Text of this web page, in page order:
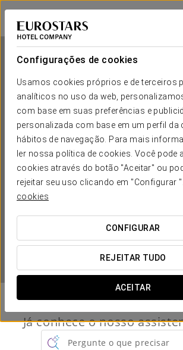
Configurações de cookies
Usamos cookies próprios e de terceiros
analíticos no uso da web,
com base em suas preferências e
personalizada com base em um perfil da
hábitos de navegação. Para mais
ler nossa política de cookies. Você pode
cookies através do botão "Aceitar" ou
rejeitar seu uso clicando em "Configurar ".
cookies
CONFIGURAR
REJEITAR TUDO
ACEITAR
Exe São Lázaro
BRAGANÇA
Exe São
BRAGANÇA
QUANDO QUER IR?
Já conhece o nosso
Pergunte o que precisar